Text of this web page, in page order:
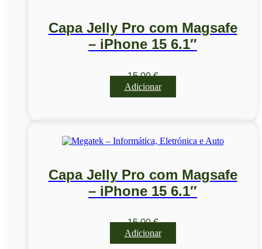
Capa Jelly Pro com Magsafe
– iPhone 15 6.1″
15,00€
Adicionar
Capa Jelly Pro com Magsafe
– iPhone 15 6.1″
15,00€
Adicionar